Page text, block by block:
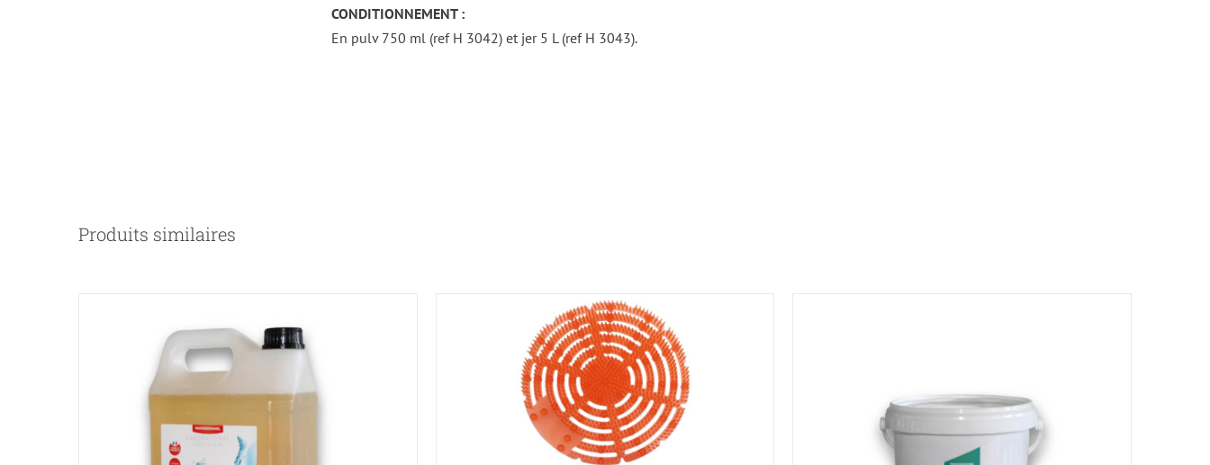
CONDITIONNEMENT :
En pulv 750 ml (ref H 3042) et jer 5 L (ref H 3043).
Produits similaires